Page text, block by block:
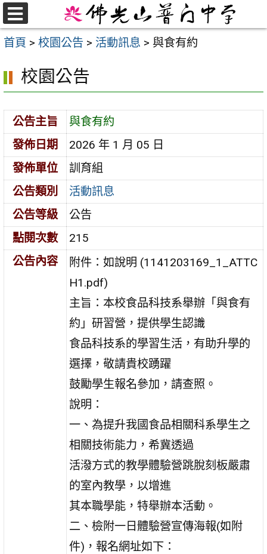
跳
至
主首頁 > 校園公告 > 活動訊息 > 與食有約
校園公告
公告主旨
與食有約
發佈日期
2026 年 1 月 05 日
發佈單位
訓育組
公告類別
活動訊息
公告等級
公告
點閱次數
215
公告內容
附件：如說明 (1141203169_1_ATTC
H1.pdf)
主旨：本校食品科技系舉辦「與食有
約」研習營，提供學生認識
食品科技系的學習生活，有助升學的
選擇，敬請貴校踴躍
鼓勵學生報名參加，請查照。
說明：
一、為提升我國食品相關科系學生之
相關技術能力，希冀透過
活潑方式的教學體驗營跳脫刻板嚴肅
的室內教學，以增進
其本職學能，特舉辦本活動。
二、檢附一日體驗營宣傳海報(如附
件)，報名網址如下：
選
單